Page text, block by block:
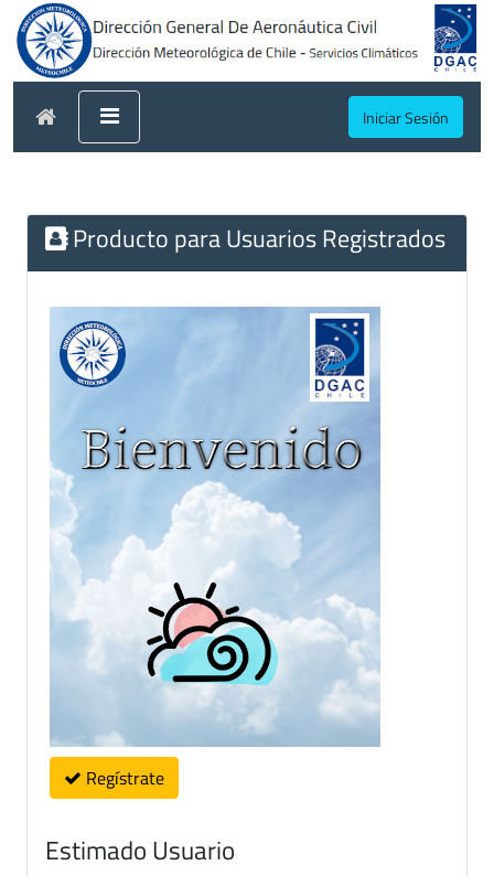
Iniciar Sesión
Producto para Usuarios Registrados
Regístrate
Estimado Usuario